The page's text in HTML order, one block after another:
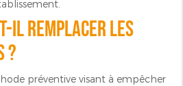
il remplacer les
?
préventive visant à empêcher